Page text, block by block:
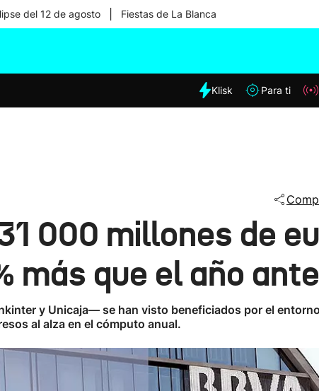
del 12 de agosto Fiestas de La Blanca
Klisk Para ti
000 millones de
más que el año
y Unicaja— se han visto beneficiados por el
al alza en el cómputo anual.